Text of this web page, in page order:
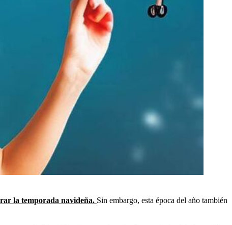
la temporada navideña. Sin embargo, esta época del año también